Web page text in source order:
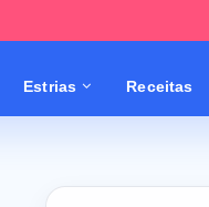
Estrias Receitas